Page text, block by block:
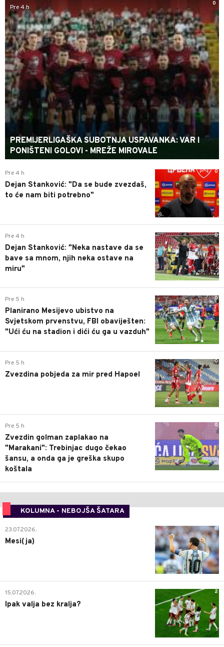
0
Pre 4 h
PREMIJERLIGAŠKA SUBOTNJA USPAVANKA: VAR I
PONIŠTENI GOLOVI - MREŽE MIROVALE
0
Pre 4 h
Dejan Stanković: "Da se bude zvezdaš,
to će nam biti potrebno"
0
Pre 4 h
Dejan Stanković: "Neka nastave da se
bave sa mnom, njih neka ostave na
miru"
0
Pre 5 h
Planirano Mesijevo ubistvo na
Svjetskom prvenstvu, FBI obaviješten:
"Ući ću na stadion i dići ću ga u vazduh"
0
Pre 5 h
Zvezdina pobjeda za mir pred Hapoel
0
Pre 5 h
Zvezdin golman zaplakao na
"Marakani": Trebinjac dugo čekao
šansu, a onda ga je greška skupo
koštala
KOLUMNA - NEBOJŠA ŠATARA
0
23.07.2026.
Mesi(ja)
2
15.07.2026.
Ipak valja bez kralja?